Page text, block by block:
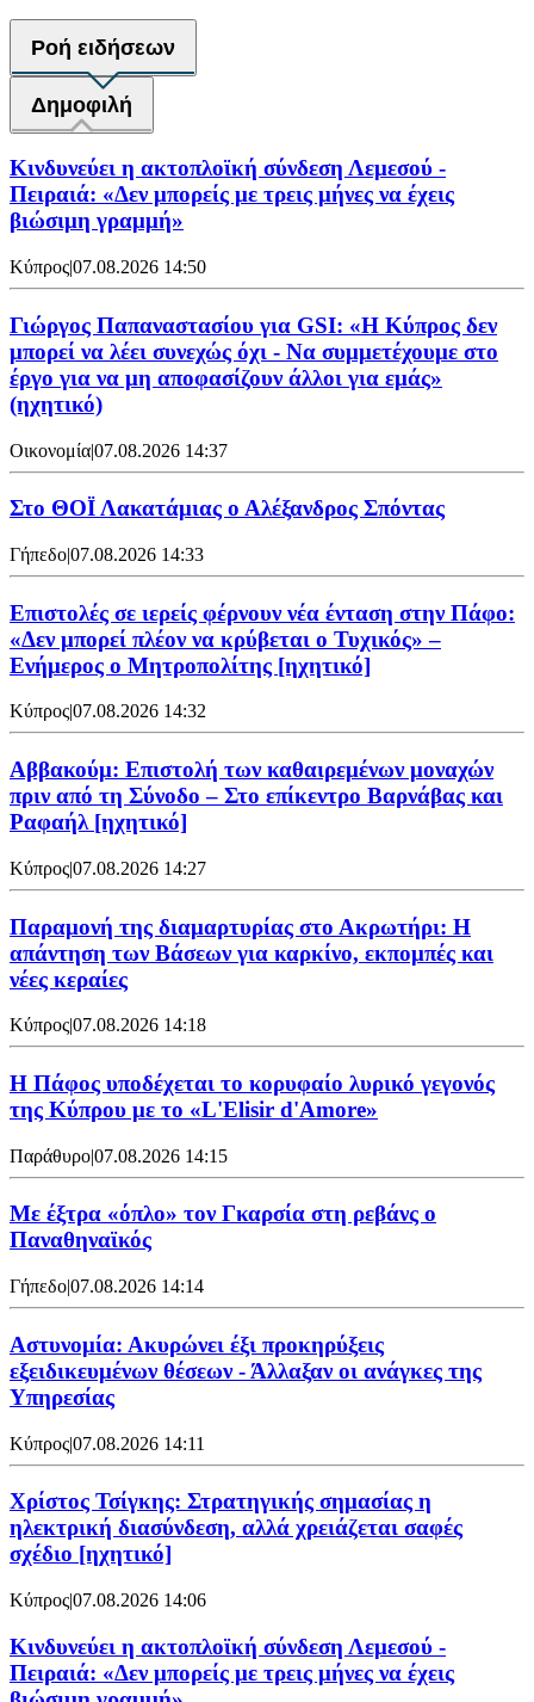
Ροή ειδήσεων
Δημοφιλή
Κινδυνεύει η ακτοπλοϊκή σύνδεση Λεμεσού -
Πειραιά: «Δεν μπορείς με τρεις μήνες να έχεις
βιώσιμη γραμμή»
Κύπρος|07.08.2026 14:50
Γιώργος Παπαναστασίου για GSI: «Η Κύπρος δεν
μπορεί να λέει συνεχώς όχι - Να συμμετέχουμε στο
έργο για να μη αποφασίζουν άλλοι για εμάς»
(ηχητικό)
Οικονομία|07.08.2026 14:37
Στο ΘΟΪ Λακατάμιας ο Αλέξανδρος Σπόντας
Γήπεδο|07.08.2026 14:33
Επιστολές σε ιερείς φέρνουν νέα ένταση στην Πάφο:
«Δεν μπορεί πλέον να κρύβεται ο Τυχικός» –
Ενήμερος ο Μητροπολίτης [ηχητικό]
Κύπρος|07.08.2026 14:32
Αββακούμ: Επιστολή των καθαιρεμένων μοναχών
πριν από τη Σύνοδο – Στο επίκεντρο Βαρνάβας και
Ραφαήλ [ηχητικό]
Κύπρος|07.08.2026 14:27
Παραμονή της διαμαρτυρίας στο Ακρωτήρι: Η
απάντηση των Βάσεων για καρκίνο, εκπομπές και
νέες κεραίες
Κύπρος|07.08.2026 14:18
Η Πάφος υποδέχεται το κορυφαίο λυρικό γεγονός
της Κύπρου με το «L'Elisir d'Amore»
Παράθυρο|07.08.2026 14:15
Mε έξτρα «όπλο» τον Γκαρσία στη ρεβάνς ο
Παναθηναϊκός
Γήπεδο|07.08.2026 14:14
Αστυνομία: Ακυρώνει έξι προκηρύξεις
εξειδικευμένων θέσεων - Άλλαξαν οι ανάγκες της
Υπηρεσίας
Κύπρος|07.08.2026 14:11
Χρίστος Τσίγκης: Στρατηγικής σημασίας η
ηλεκτρική διασύνδεση, αλλά χρειάζεται σαφές
σχέδιο [ηχητικό]
Κύπρος|07.08.2026 14:06
Κινδυνεύει η ακτοπλοϊκή σύνδεση Λεμεσού -
Πειραιά: «Δεν μπορείς με τρεις μήνες να έχεις